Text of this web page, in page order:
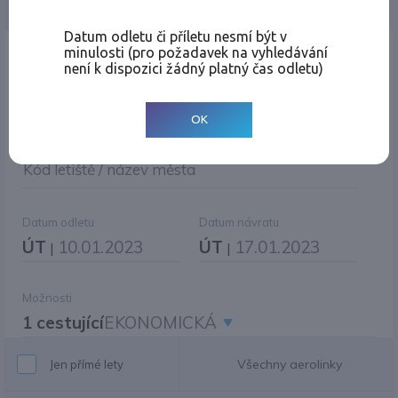
Místo odletu
Kód letiště / název města
Datum odletu
ÚT | 10.01.2023
Datum návratu
ÚT | 17.01.2023
Možnosti
1 cestujícíEKONOMICKÁ
Jen přímé lety Všechny aerolinky
Datum odletu či příletu nesmí být v
minulosti (pro požadavek na vyhledávání
není k dispozici žádný platný čas odletu)
OK